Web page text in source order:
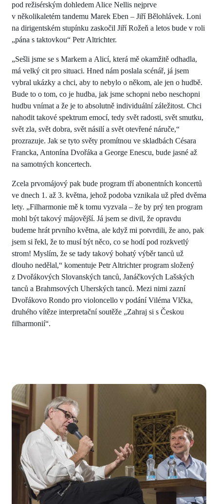
pod režisérským dohledem Alice Nellis nejprve
v několikaletém tandemu Marek Eben – Jiří Bělohlávek. Loni
na dirigentském stupínku zaskočil Jiří Rožeň a letos bude v roli
„pána s taktovkou“ Petr Altrichter.
„Sešli jsme se s Markem a Alicí, která mě okamžitě odhadla,
má velký cit pro situaci. Hned nám poslala scénář, já jsem
vybral ukázky a chci, aby to nebylo o někom, ale jen o hudbě.
Bude to o tom, co je hudba, jak jsme schopni nebo neschopni
hudbu vnímat a že je to absolutně individuální záležitost. Chci
nahodit takové spektrum emocí, tedy svět radosti, svět smutku,
svět zla, svět dobra, svět násilí a svět otevřené náruče,“
prozrazuje. Jak se tyto světy promítnou ve skladbách Césara
Francka, Antonína Dvořáka a George Enescu, bude jasné až
na samotných koncertech.
Zcela prvomájový pak bude program tří abonentních koncertů
ve dnech 1. až 3. května, jehož podoba vznikala už před dvěma
lety. „Filharmonie mě k tomu vyzvala – že by prý ten program
mohl být takový májovější. Já jsem se divil, že opravdu
budeme hrát prvního května, ale když mi potvrdili, že ano, pak
jsem si řekl, že to musí být něco, co se hodí pod rozkvetlý
strom! Myslím, že se tady takový bohatý výběr tanců už
dlouho nedělal,“ komentuje Petr Altrichter program složený
z Dvořákových Slovanských tanců, Janáčkových Lašských
tanců a Brahmsových Uherských tanců. Mezi nimi zazní
Dvořákovo Rondo pro violoncello v podání Viléma Vlčka,
druhého vítěze interpretační soutěže „Zahraj si s Českou
filharmonií“.